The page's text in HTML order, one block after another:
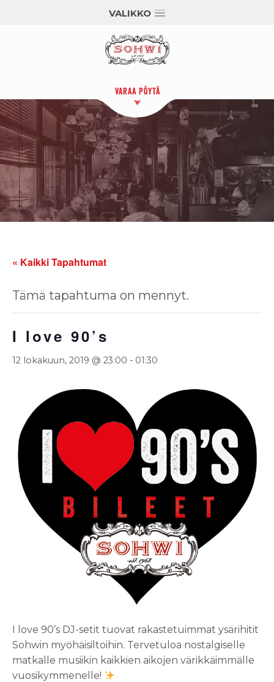
VALIKKO
VARAA PÖYTÄ
« Kaikki Tapahtumat
Tämä tapahtuma on mennyt.
I love 90’s
12 lokakuun, 2019 @ 23:00 - 01:30
I love 90’s DJ-setit tuovat rakastetuimmat ysärihitit
Sohwin myöhäisiltoihin. Tervetuloa nostalgiselle
matkalle musiikin kaikkien aikojen värikkäimmälle
vuosikymmenelle!